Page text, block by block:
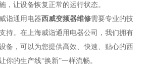
，让设备恢复正常的运行状态。
通用电器西威变频器维修需要专业的技
持。在上海威诣通用电器公司，我们拥有
备，可以为您提供高效、快速、贴心的西
你的生产线“换新”一样流畅。